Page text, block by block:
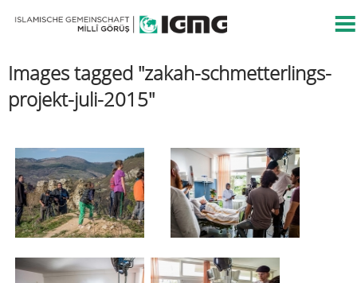
Images tagged "zakah-schmetterlings-
projekt-juli-2015"